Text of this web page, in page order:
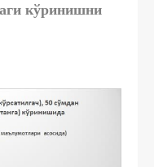
кўринишни